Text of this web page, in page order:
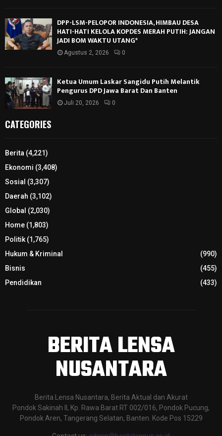
DPP-LSM-PELOPOR INDONESIA, HIMBAU DESA
HATI-HATI KELOLA KOPDES MERAH PUTIH: JANGAN
JADI BOM WAKTU UTANG*
Agustus 2, 2026 0
Ketua Umum Laskar Sangidu Putih Melantik
Pengurus DPD Jawa Barat Dan Banten
Juli 20, 2026 0
CATEGORIES
Berita (4,221)
Ekonomi (3,408)
Sosial (3,307)
Daerah (3,102)
Global (2,030)
Home (1,803)
Politik(1,765)
Hukum & Kriminal
(990)
Bisnis
(455)
Pendidikan
(433)
BERITA LENSA
NUSANTARA
Berita Lensa Nusantara, Berita Aktual dan Akurat
Pondok Sakinah II, Kp. Rawa Barat RT 002/016, Pondok Pucung,
Pondok Aren, Tangerang Selatan, Banten. Kode Pos 15229